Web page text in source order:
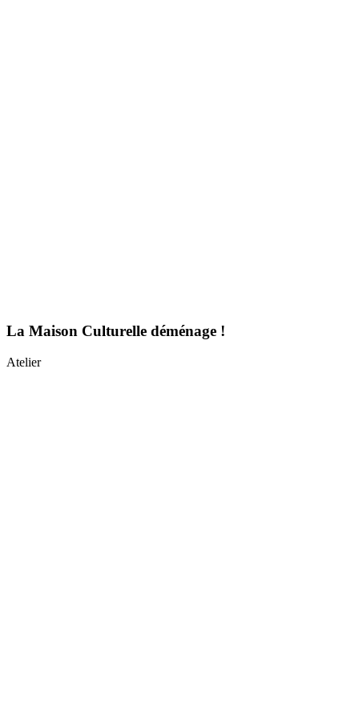
La Maison Culturelle déménage !
Atelier